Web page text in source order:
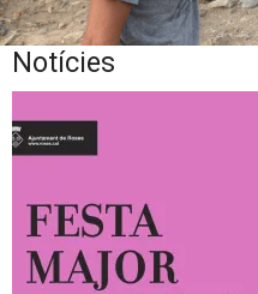
Diapositiva 1 de 1
Notícies